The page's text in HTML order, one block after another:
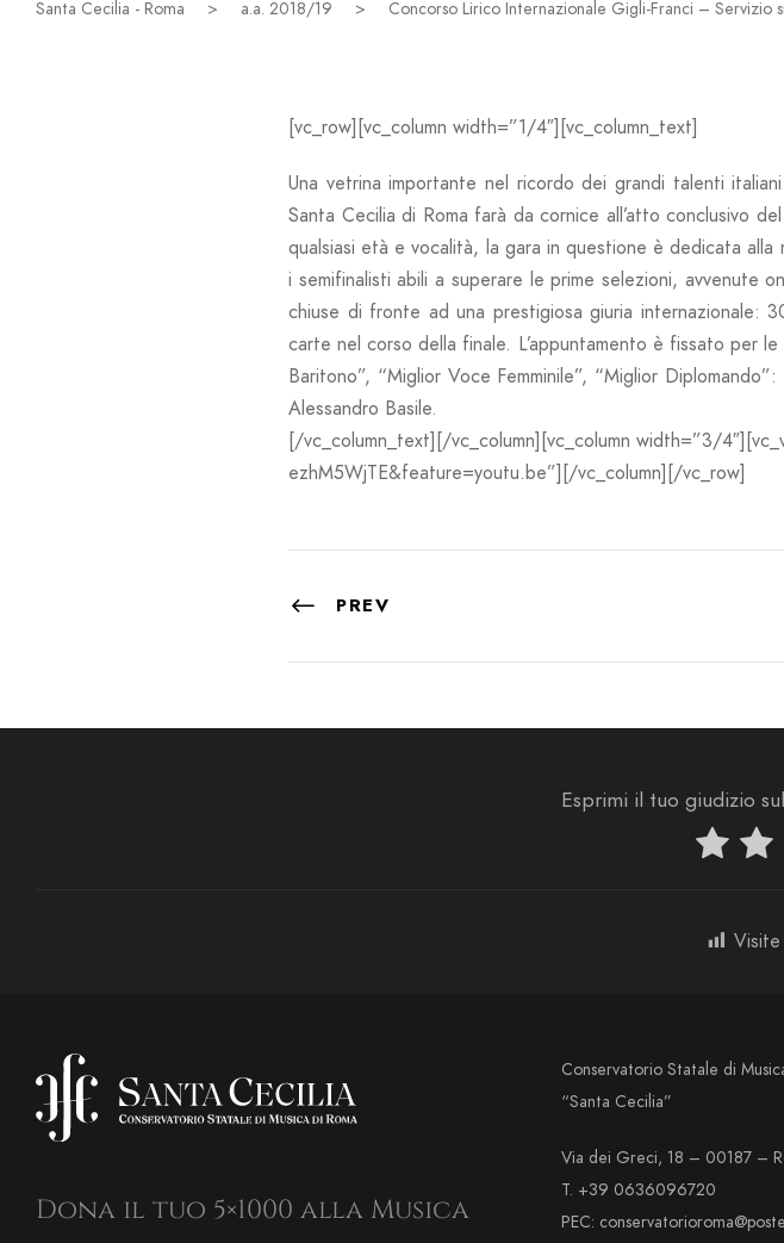
Santa Cecilia - Roma > a.a. 2018/19 > Concorso Lirico Internazionale Gigli-Franci – Servizio
[vc_row][vc_column width=”1/4″][vc_column_text]
Una vetrina importante nel ricordo dei grandi talenti
Santa Cecilia di Roma farà da cornice all’atto conclusivo
qualsiasi età e vocalità, la gara in questione è dedicata
i semifinalisti abili a superare le prime selezioni, avvenute
chiuse di fronte ad una prestigiosa giuria internazionale:
carte nel corso della finale. L’appuntamento è fissato per
Baritono”, “Miglior Voce Femminile”, “Miglior
Alessandro Basile.
[/vc_column_text][/vc_column][vc_column width=”3/
ezhM5WjTE&feature=youtu.be”][/vc_column][/vc_row]
PREV
Esprimi il tuo giudizio
Visite
Dona il tuo 5×1000 alla Musica
Conservatorio Statale di
“Santa Cecilia”
Via dei Greci, 18 – 00187 –
T. +39 0636096720
PEC: